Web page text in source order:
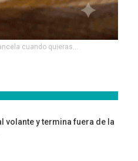
cuando quieras...
volante y termina fuera de la